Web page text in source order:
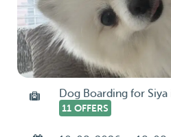
Dog Boarding for Siya
11 OFFERS